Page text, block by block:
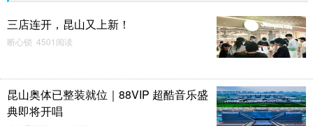
三店连开，昆山又上新！
断心锁 4501阅读
昆山奥体已整装就位｜88VIP 超酷音乐盛
典即将开唱